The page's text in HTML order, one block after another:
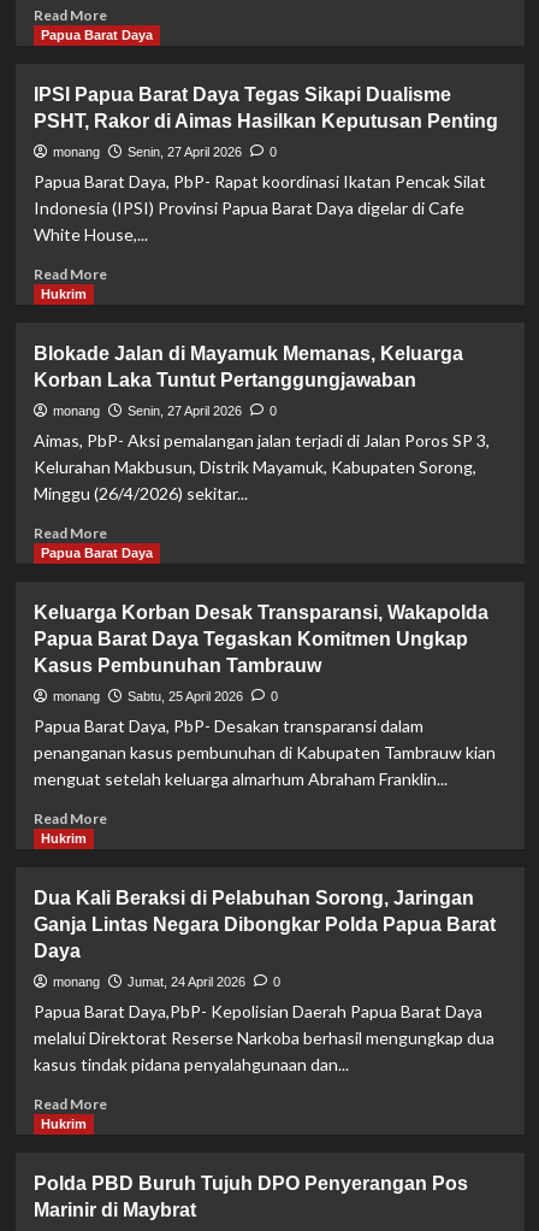
dalam
Pusaran
BBM
:
Kegiatan
Polri
Bersifat
Personal,
Institusi
Read MoreRead
more
Papua
Barat
Daya
Kg
Ganja,
Narkotika
Papua Barat Daya
IPSI Papua Barat Daya Tegas Sikapi Dualisme
PSHT, Rakor di Aimas Hasilkan Keputusan Penting
monang Senin, 27 April 2026 0
Papua Barat Daya, PbP- Rapat koordinasi Ikatan Pencak Silat
Indonesia (IPSI) Provinsi Papua Barat Daya digelar di Cafe
White House,...
Read MoreRead
Papua
Barat
Daya
Dualisme
PSHT,
di
Aimas
Keputusan
Penting
Hukrim
Blokade Jalan di Mayamuk Memanas, Keluarga
Korban Laka Tuntut Pertanggungjawaban
monang Senin, 27 April 2026 0
Aimas, PbP- Aksi pemalangan jalan terjadi di Jalan Poros SP 3,
Kelurahan Makbusun, Distrik Mayamuk, Kabupaten Sorong,
Minggu (26/4/2026) sekitar...
Read MoreRead
more
Jalan
di
Mayamuk
Memanas,
Korban
Laka
Tuntut
Papua Barat Daya
Keluarga Korban Desak Transparansi, Wakapolda
Papua Barat Daya Tegaskan Komitmen Ungkap
Kasus Pembunuhan Tambrauw
monang Sabtu, 25 April 2026 0
Papua Barat Daya, PbP- Desakan transparansi dalam
penanganan kasus pembunuhan di Kabupaten Tambrauw kian
menguat setelah keluarga almarhum Abraham Franklin...
Read MoreRead
Korban
Desak
Wakapolda
Barat
Daya
Tegaskan
Ungkap
Tambrauw
Hukrim
Dua Kali Beraksi di Pelabuhan Sorong, Jaringan
Ganja Lintas Negara Dibongkar Polda Papua Barat
Daya
monang Jumat, 24 April 2026 0
Papua Barat Daya,PbP- Kepolisian Daerah Papua Barat Daya
melalui Direktorat Reserse Narkoba berhasil mengungkap dua
kasus tindak pidana penyalahgunaan dan...
Read MoreRead
Kali
Beraksi
Hukrim
Polda PBD Buruh Tujuh DPO Penyerangan Pos
Marinir di Maybrat